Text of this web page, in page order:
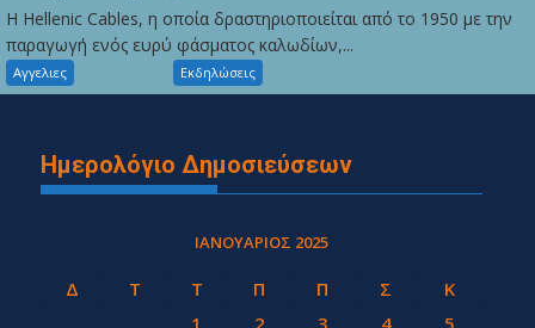
Η Hellenic Cables, η οποία δραστηριοποιείται από το 1950 με την
παραγωγή ενός ευρύ φάσματος καλωδίων,...
Αγγελιες Εκδηλώσεις
Ημερολόγιο Δημοσιεύσεων
ΙΑΝΟΥΆΡΙΟΣ 2025
Δ Τ Τ Π Π Σ
Κ